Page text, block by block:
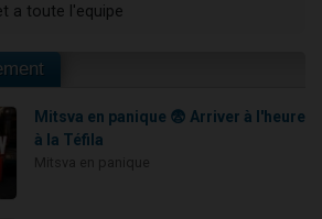
a toute l'equipe
Mitsva en panique 😨 Arriver à l'heure
à la Téfila